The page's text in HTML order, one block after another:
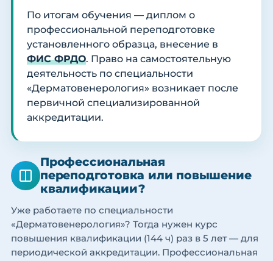
По итогам обучения — диплом о
профессиональной переподготовке
установленного образца, внесение в
ФИС ФРДО. Право на самостоятельную
деятельность по специальности
«Дерматовенерология» возникает после
первичной специализированной
аккредитации.
Профессиональная
переподготовка или повышение
квалификации?
Уже работаете по специальности
«Дерматовенерология»? Тогда нужен курс
повышения квалификации (144 ч) раз в 5 лет — для
периодической аккредитации. Профессиональная